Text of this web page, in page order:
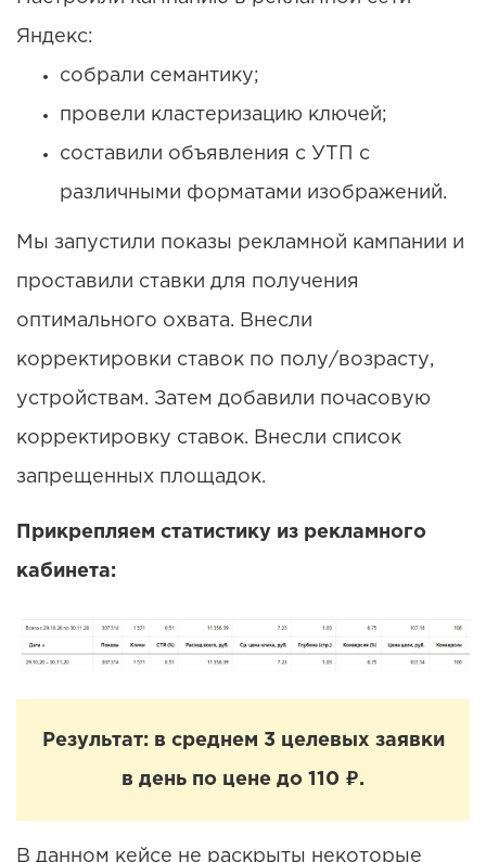
Яндекс:
собрали семантику;
провели кластеризацию ключей;
составили объявления с УТП с
различными форматами изображений.
Мы запустили показы рекламной кампании и
проставили ставки для получения
оптимального охвата. Внесли
корректировки ставок по полу/возрасту,
устройствам. Затем добавили почасовую
корректировку ставок. Внесли список
запрещенных площадок.
Прикрепляем статистику из рекламного
кабинета:
Результат: в среднем 3 целевых заявки
в день по цене до 110 ₽.
В данном кейсе не раскрыты некоторые